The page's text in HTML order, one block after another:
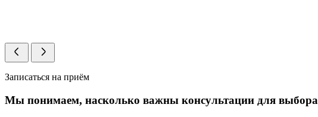
Записаться на приём
Мы понимаем, насколько важны консультации для выбора